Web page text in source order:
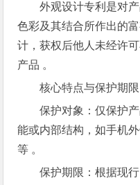
外观设计专利是对
色彩及其结合所作出的
计，获权后他人未经许
产品 。
核心特点与保护期限
保护对象：仅保护
能或内部结构，如手机
等 。
保护期限：根据现